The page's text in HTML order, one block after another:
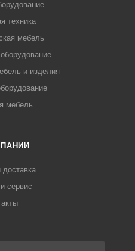
техника
мебель
и изделия
мебель
сервис